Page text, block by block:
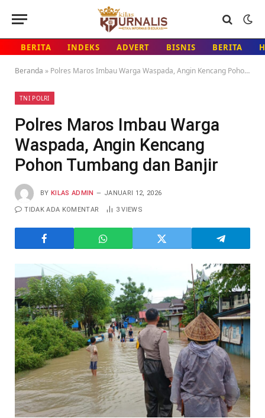
BERITA INDEKS ADVERT BISNIS BERITA
Beranda » Polres Maros Imbau Warga Waspada, Angin Kencang Pohon Tumbang dan Banjir
TNI POLRI
Polres Maros Imbau Warga
Waspada, Angin Kencang
Pohon Tumbang dan Banjir
BY KILAS ADMIN JANUARI 12, 2026
TIDAK ADA KOMENTAR 3VIEWS